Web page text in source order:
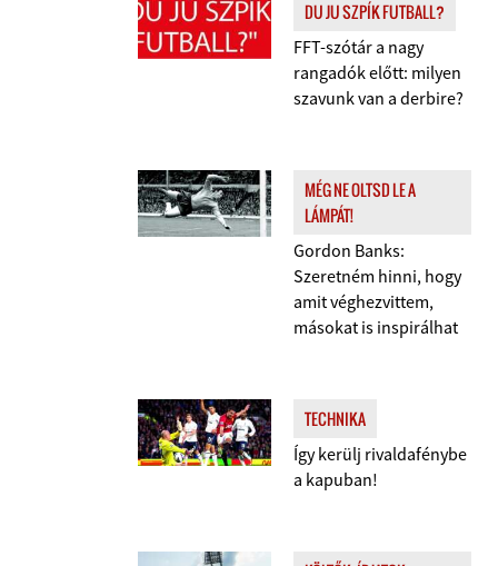
DU JU SZPÍK FUTBALL?
FFT-szótár a nagy
rangadók előtt: milyen
szavunk van a derbire?
MÉG NE OLTSD LE A
LÁMPÁT!
Gordon Banks:
Szeretném hinni, hogy
amit véghezvittem,
másokat is inspirálhat
TECHNIKA
Így kerülj rivaldafénybe
a kapuban!